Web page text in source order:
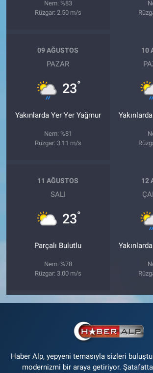
Nem: %83
Rüzgar: 2.50 m/s
09 AĞUSTOS
PAZAR
23°
Yakınlarda Yer Yer Yağmur
Nem: %81
Rüzgar: 3.11 m/s
10
11 AĞUSTOS
SALI
23°
Parçalı Bulutlu
Nem: %78
Rüzgar: 3.00 m/s
12
Haber Alp, yepyeni temasıyla sizleri
modernizmi bir araya getiriyor.